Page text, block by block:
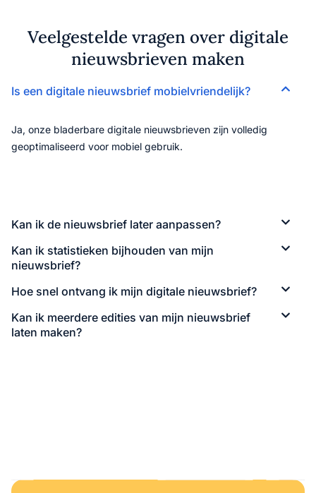
Veelgestelde vragen over digitale
nieuwsbrieven maken
Is een digitale nieuwsbrief mobielvriendelijk?
Ja, onze bladerbare digitale nieuwsbrieven zijn volledig
geoptimaliseerd voor mobiel gebruik.
Kan ik de nieuwsbrief later aanpassen?
Kan ik statistieken bijhouden van mijn
nieuwsbrief?
Hoe snel ontvang ik mijn digitale nieuwsbrief?
Kan ik meerdere edities van mijn nieuwsbrief
laten maken?